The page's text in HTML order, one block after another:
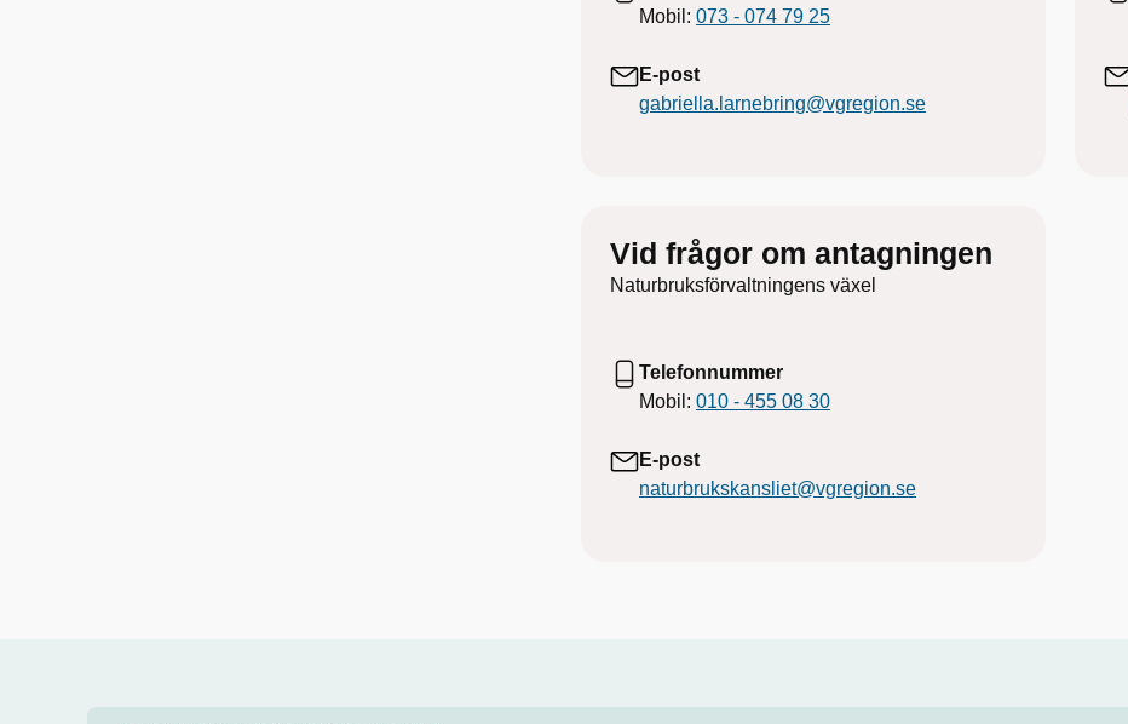
Mobil: 073 - 074 79 25
E-post
gabriella.larnebring@vgregion.se
Vid frågor om antagningen
Naturbruksförvaltningens växel
Telefonnummer
Mobil: 010 - 455 08 30
E-post
naturbrukskansliet@vgregion.se